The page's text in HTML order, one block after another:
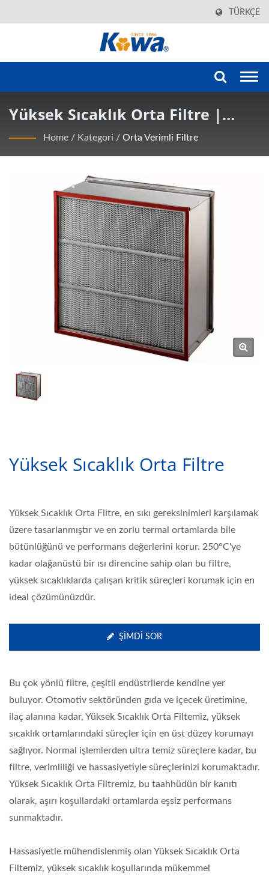
TÜRKÇE
Yüksek Sıcaklık Orta Filtre |
KOWA Öncü Temiz Oda Filtre
Çözümleri
Home / Kategori / Orta Verimli Filtre
Yüksek Sıcaklık Orta Filtre
Yüksek Sıcaklık Orta Filtre, en sıkı gereksinimleri karşılamak
üzere tasarlanmıştır ve en zorlu termal ortamlarda bile
bütünlüğünü ve performans değerlerini korur. 250°C'ye
kadar olağanüstü bir ısı direncine sahip olan bu filtre,
yüksek sıcaklıklarda çalışan kritik süreçleri korumak için en
ideal çözümünüzdür.
ŞIMDI SOR
Bu çok yönlü filtre, çeşitli endüstrilerde kendine yer
buluyor. Otomotiv sektöründen gıda ve içecek üretimine,
ilaç alanına kadar, Yüksek Sıcaklık Orta Filtemiz, yüksek
sıcaklık ortamlarındaki süreçler için en üst düzey korumayı
sağlıyor. Normal işlemlerden ultra temiz süreçlere kadar, bu
filtre, verimliliği ve hassasiyetiyle süreçlerinizi korumaktadır.
Yüksek Sıcaklık Orta Filtremiz, bu taahhüdün bir kanıtı
olarak, aşırı koşullardaki ortamlarda eşsiz performans
sunmaktadır.
Hassasiyetle mühendislenmiş olan Yüksek Sıcaklık Orta
Filtemiz, yüksek sıcaklık koşullarında mükemmel